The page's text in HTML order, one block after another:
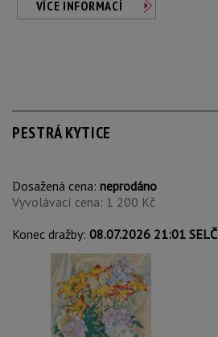
VÍCE INFORMACÍ
PESTRÁ KYTICE
Dosažená cena: neprodáno
Vyvolávací cena: 1 200 Kč
Konec dražby: 08.07.2026 21:01 SELČ